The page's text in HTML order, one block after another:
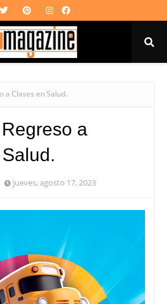
a Clases en Salud.
a
jueves, agosto 17, 2023